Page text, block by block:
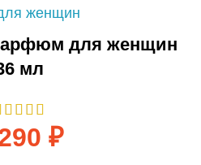
для женщин
мл
₽